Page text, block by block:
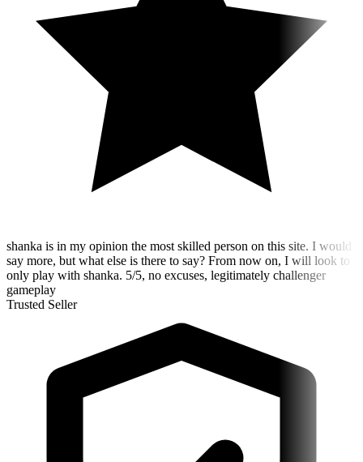
shanka is in my opinion the most skilled person on this site. I would
say more, but what else is there to say? From now on, I will look to
only play with shanka. 5/5, no excuses, legitimately challenger
gameplay
Trusted Seller